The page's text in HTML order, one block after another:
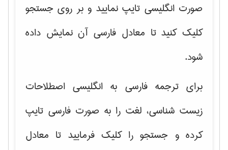
صورت انگلیسی تایپ نمایید و بر روی جستجو
کلیک کنید تا معادل فارسی آن نمایش داده
شود.
برای ترجمه فارسی به انگلیسی اصطلاحات
زیست شناسی، لغت را به صورت فارسی تایپ
کرده و جستجو را کلیک فرمایید تا معادل